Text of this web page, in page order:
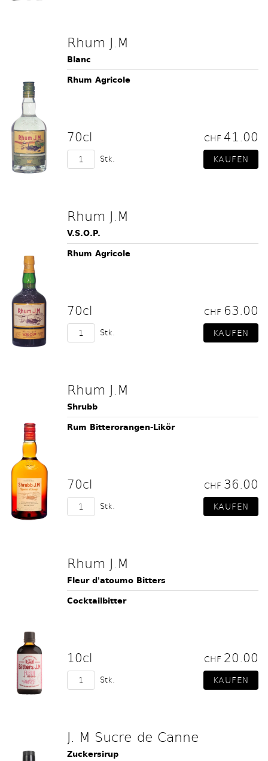
Rhum J.M
Blanc
Rhum Agricole
70cl CHF 41.00
Stk.
Rhum J.M
V.S.O.P.
Rhum Agricole
70cl CHF 63.00
Stk.
Rhum J.M
Shrubb
Rum Bitterorangen-Likör
70cl CHF 36.00
Stk.
Rhum J.M
Fleur d'atoumo Bitters
Cocktailbitter
10cl CHF 20.00
Stk.
J. M Sucre de Canne
Zuckersirup